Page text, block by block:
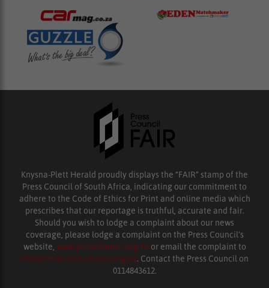
Knysna-Plett Herald proudly displays the “FAIR” stamp of the
Press Council of South Africa, indicating our commitment to
adhere to the Code of Ethics for Print and online media which
prescribes that our reportage is truthful, accurate and fair.
Should you wish to lodge a complaint about our news
coverage, please lodge a complaint on the Press Council’s
website, www.presscouncil.org.za or email the complaint to
enquiries@ombudsman.org.za. Contact the Press Council on
0114843612.